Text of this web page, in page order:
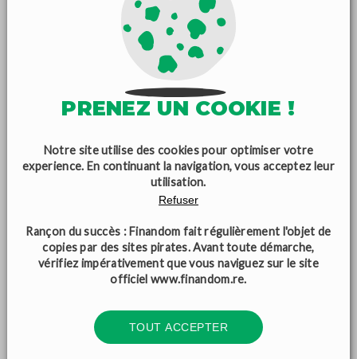
incitations financières ou en facilitant l'obtention des
autorisations nécessaires.
De plus, l'utilisation de technologies sans fil telles que les
peut améliorer la connectivité dans ces
zones reculées. Les solutions alternatives, comme les
réseaux communautaires, pourraient également être
propres infrastructures de communication.
De plus, le développement deréseaux de fibre optique
pour relier l'île au reste du monde pourrait
améliorer la connectivité globale.
Enfin,sensibiliser les habitants à l'importance de la
connectivité et les encourager à signaler les zones
blanches peut également contribuer à résoudre ce
problème persistant.
PRENEZ UN COOKIE !
Notre site utilise des cookies pour optimiser votre
experience. En continuant la navigation, vous acceptez leur
utilisation.
Refuser
Rançon du succès : Finandom fait régulièrement l'objet de
copies par des sites pirates. Avant toute démarche,
vérifiez impérativement que vous naviguez sur le site
officiel www.finandom.re.
TOUT ACCEPTER